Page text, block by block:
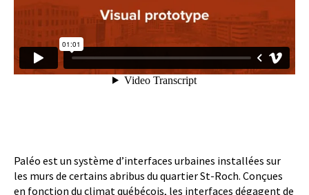
Paléo est un système d’interfaces urbaines installées sur
les murs de certains abribus du quartier St-Roch. Conçues
en fonction du climat québécois, les interfaces dégagent de